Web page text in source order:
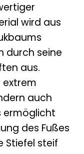
wird aus
durch seine
aus.
extrem
auch
ermöglicht
des Fußes
Stiefel steif